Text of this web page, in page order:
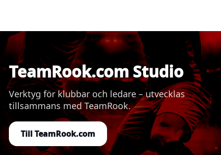
TeamRook.com Studio
Verktyg för klubbar och ledare – utvecklas
tillsammans med TeamRook.
Till TeamRook.com